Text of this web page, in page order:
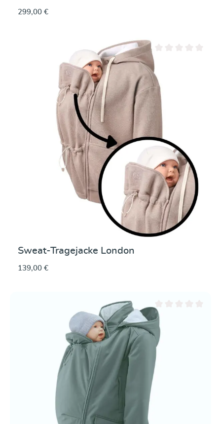
299,00 €
Sweat-Tragejacke London
139,00 €
Durchschnittliche